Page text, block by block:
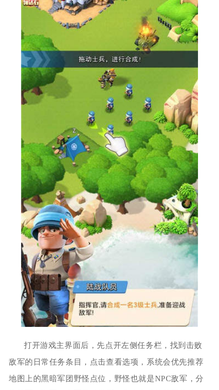
打开游戏主界面后，先点开左侧任务栏，找到击败
敌军的日常任务条目，点击查看选项，系统会优先推荐
地图上的黑暗军团野怪点位，野怪也就是NPC敌军，分